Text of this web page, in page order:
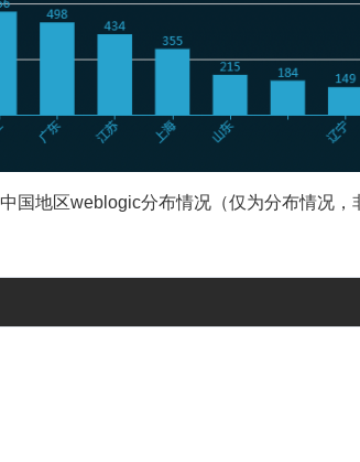
中国地区weblogic分布情况（仅为分布情况，